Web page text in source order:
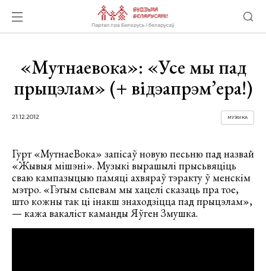
«Мутнаевока»: «Усе мы пад
прыцэлам» (+ відэапрэм’ера!)
21.12.2012 МУЗЫКА
Гурт «МутнаеВока» запісаў новую песьню пад назвай
«Жывыя мішэні». Музыкі вырашылі прысьвяціць
сваю кампазыцыю памяці ахвяраў тэракту ў менскім
мэтро. «Гэтым сьпевам мы хацелі сказаць пра тое,
што кожны так ці інакш знаходзіцца пад прыцэлам»,
— кажа вакаліст каманды Яўген Змушка.